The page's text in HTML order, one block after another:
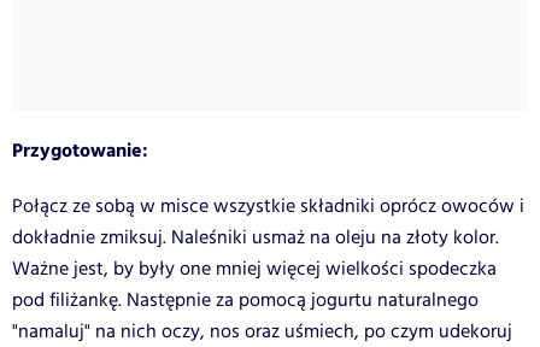
Przygotowanie:
Połącz ze sobą w misce wszystkie składniki oprócz owoców i
dokładnie zmiksuj. Naleśniki usmaż na oleju na złoty kolor.
Ważne jest, by były one mniej więcej wielkości spodeczka
pod filiżankę. Następnie za pomocą jogurtu naturalnego
"namaluj" na nich oczy, nos oraz uśmiech, po czym udekoruj